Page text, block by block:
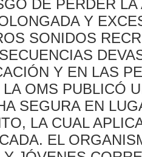
DE PERDER
Y
SONIDOS
Y EN LAS
OMS PUBLICÓ
SEGURA EN
LA CUAL
EL